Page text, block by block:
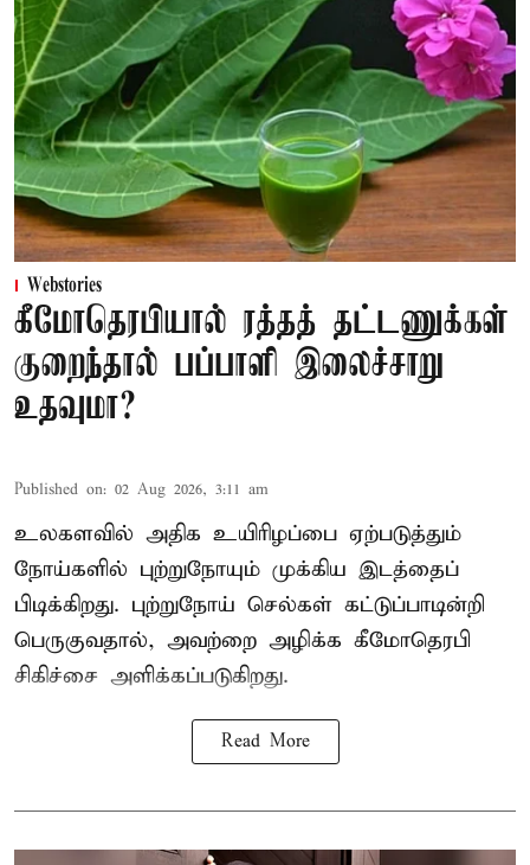
Webstories
கீமோதெரபியால் ரத்தத் தட்டணுக்கள்
குறைந்தால் பப்பாளி இலைச்சாறு
உதவுமா?
Published on: 02 Aug 2026, 3:11 am
உலகளவில் அதிக உயிரிழப்பை ஏற்படுத்தும்
நோய்களில் புற்றுநோயும் முக்கிய இடத்தைப்
பிடிக்கிறது. புற்றுநோய் செல்கள் கட்டுப்பாடின்றி
பெருகுவதால், அவற்றை அழிக்க கீமோதெரபி
சிகிச்சை அளிக்கப்படுகிறது.
Read More